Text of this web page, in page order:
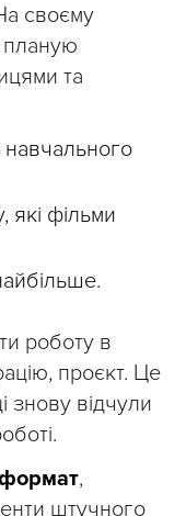
своєму
планую
та
навчального
які фільми
роботу в
проєкт. Це
знову відчули
,
штучного